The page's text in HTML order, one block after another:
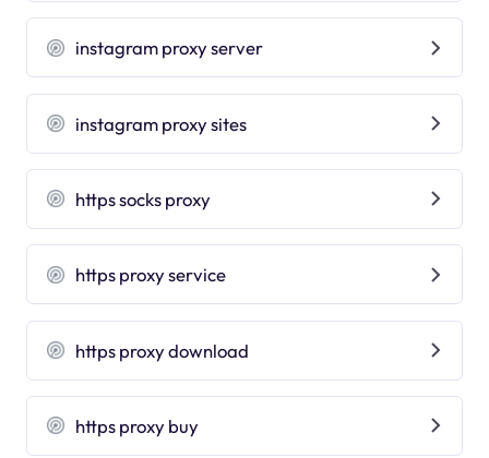
instagram proxy server
instagram proxy sites
https socks proxy
https proxy service
https proxy download
https proxy buy